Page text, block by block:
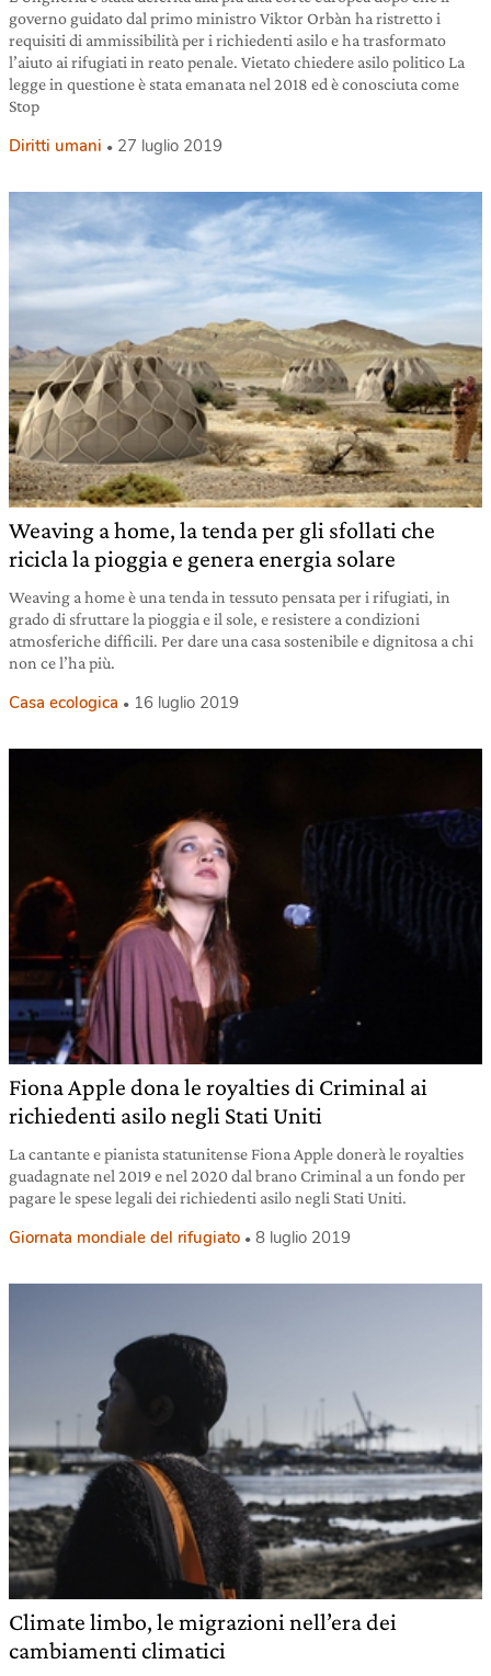
governo guidato dal primo ministro Viktor Orbàn ha ristretto i
requisiti di ammissibilità per i richiedenti asilo e ha trasformato
l’aiuto ai rifugiati in reato penale. Vietato chiedere asilo politico La
legge in questione è stata emanata nel 2018 ed è conosciuta come
Stop
Diritti umani 27 luglio 2019
Weaving a home, la tenda per gli sfollati che
ricicla la pioggia e genera energia solare
Weaving a home è una tenda in tessuto pensata per i rifugiati, in
grado di sfruttare la pioggia e il sole, e resistere a condizioni
atmosferiche difficili. Per dare una casa sostenibile e dignitosa a chi
non ce l’ha più.
Casa ecologica 16 luglio 2019
Fiona Apple dona le royalties di Criminal ai
richiedenti asilo negli Stati Uniti
La cantante e pianista statunitense Fiona Apple donerà le royalties
guadagnate nel 2019 e nel 2020 dal brano Criminal a un fondo per
pagare le spese legali dei richiedenti asilo negli Stati Uniti.
Giornata mondiale del rifugiato 8 luglio 2019
Climate limbo, le migrazioni nell’era dei
cambiamenti climatici